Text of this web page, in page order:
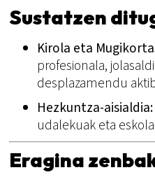
Sustatzen
Kirola eta
profesionala,
desplazamendu
Hezkuntza-aisialdia:
udalekuak eta
Eragina